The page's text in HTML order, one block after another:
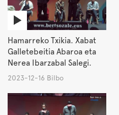
Hamarreko Txikia. Xabat
Galletebeitia Abaroa eta
Nerea Ibarzabal Salegi.
2023-12-16 Bilbo